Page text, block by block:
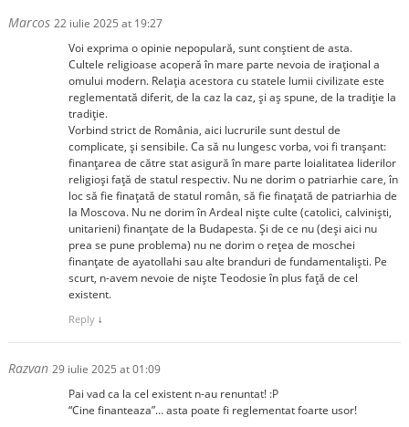
Marcos 22 iulie 2025 at 19:27
Voi exprima o opinie nepopulară, sunt conștient de asta.
Cultele religioase acoperă în mare parte nevoia de irațional a
omului modern. Relația acestora cu statele lumii civilizate este
reglementată diferit, de la caz la caz, și aș spune, de la tradiție la
tradiție.
Vorbind strict de România, aici lucrurile sunt destul de
complicate, și sensibile. Ca să nu lungesc vorba, voi fi tranșant:
finanțarea de către stat asigură în mare parte loialitatea liderilor
religioși față de statul respectiv. Nu ne dorim o patriarhie care, în
loc să fie finațată de statul român, să fie finațată de patriarhia de
la Moscova. Nu ne dorim în Ardeal niște culte (catolici, calviniști,
unitarieni) finanțate de la Budapesta. Și de ce nu (deși aici nu
prea se pune problema) nu ne dorim o rețea de moschei
finanțate de ayatollahi sau alte branduri de fundamentaliști. Pe
scurt, n-avem nevoie de niște Teodosie în plus față de cel
existent.
Reply ↓
Razvan 29 iulie 2025 at 01:09
Pai vad ca la cel existent n-au renuntat! :P
“Cine finanteaza”… asta poate fi reglementat foarte usor!